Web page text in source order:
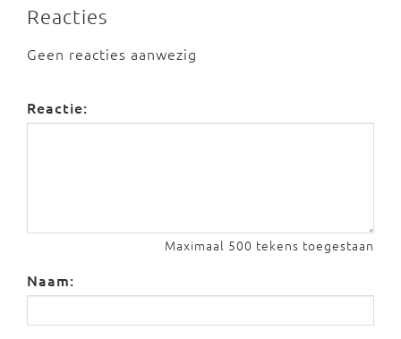
Reacties
Geen reacties aanwezig
Reactie:
Maximaal 500 tekens toegestaan
Naam: